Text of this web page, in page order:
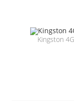
Kingston